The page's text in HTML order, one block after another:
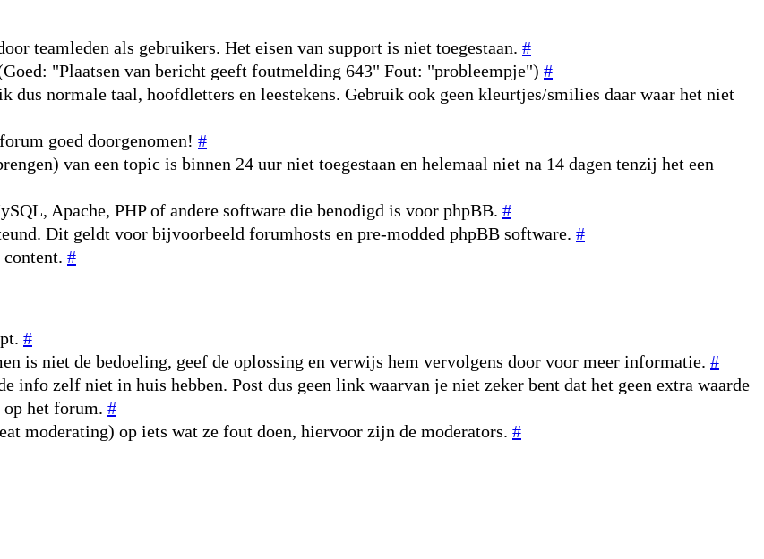
teamleden als gebruikers. Het eisen van support is niet toegestaan. #
"Plaatsen van bericht geeft foutmelding 643" Fout: "probleempje") #
dus normale taal, hoofdletters en leestekens. Gebruik ook geen kleurtjes/smilies daar waar het niet
goed doorgenomen! #
van een topic is binnen 24 uur niet toegestaan en helemaal niet na 14 dagen tenzij het een
Apache, PHP of andere software die benodigd is voor phpBB. #
Dit geldt voor bijvoorbeeld forumhosts en pre-modded phpBB software. #
#
#
is niet de bedoeling, geef de oplossing en verwijs hem vervolgens door voor meer informatie. #
info zelf niet in huis hebben. Post dus geen link waarvan je niet zeker bent dat het geen extra waarde
het forum. #
moderating) op iets wat ze fout doen, hiervoor zijn de moderators. #